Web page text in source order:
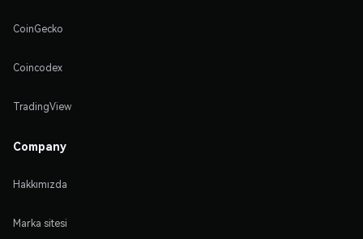
CoinGecko
Coincodex
TradingView
Company
Hakkımızda
Marka sitesi